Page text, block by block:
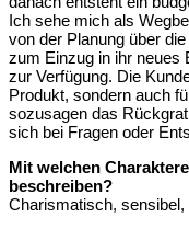
Ich sehe mich als
von der Planung über
zum Einzug in ihr neues
zur Verfügung. Die
Produkt, sondern auch
sozusagen das
sich bei Fragen oder
Mit welchen
beschreiben?
Charismatisch, sensibel,